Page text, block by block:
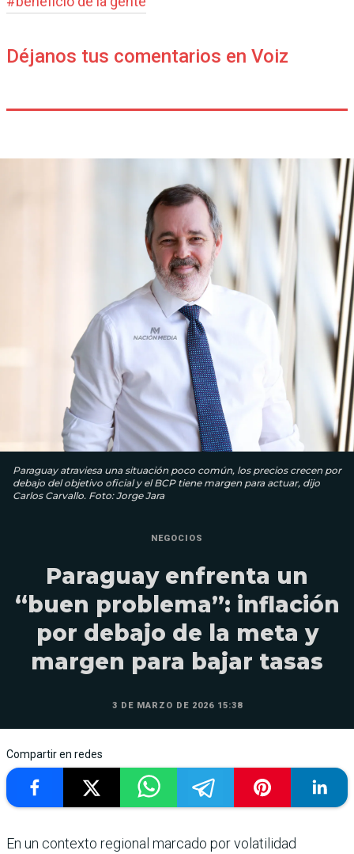
Déjanos tus comentarios en Voiz
Paraguay atraviesa una situación poco común, los precios crecen por
debajo del objetivo oficial y el BCP tiene margen para actuar, dijo
Carlos Carvallo. Foto: Jorge Jara
NEGOCIOS
Paraguay enfrenta un
“buen problema”: inflación
por debajo de la meta y
margen para bajar tasas
3 DE MARZO DE 2026 15:38
Compartir en redes
En un contexto regional marcado por volatilidad